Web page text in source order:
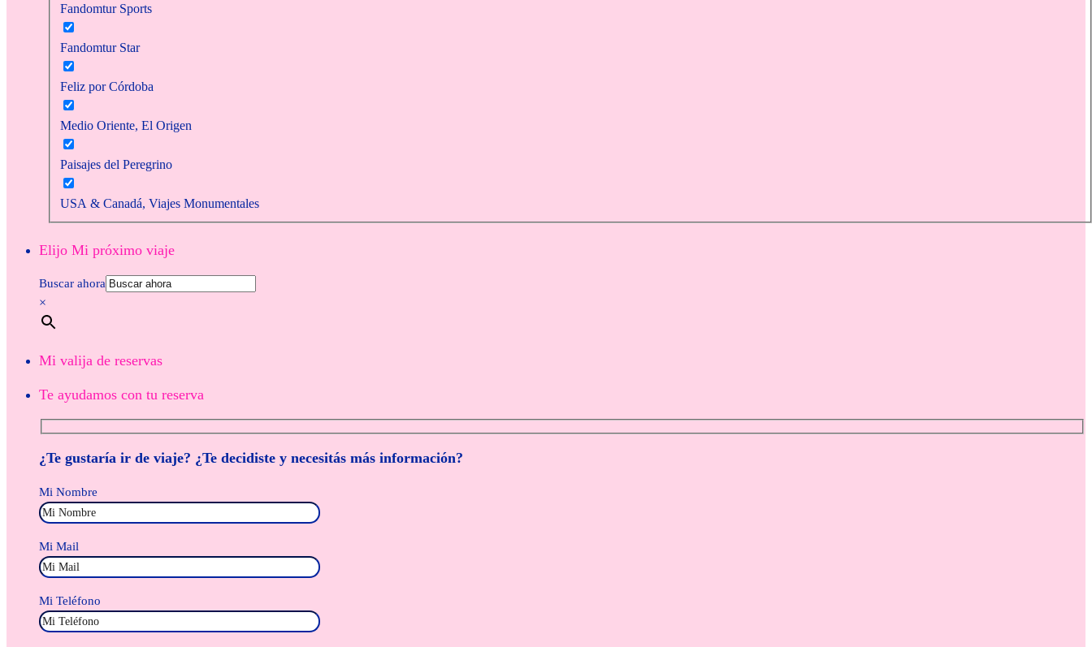
Fandomtur Sports
Fandomtur Star
Feliz por Córdoba
Medio Oriente, El Origen
Paisajes del Peregrino
USA & Canadá, Viajes Monumentales
Elijo Mi próximo viaje
Buscar ahora
×
Mi valija de reservas
Te ayudamos con tu reserva
¿Te gustaría ir de viaje? ¿Te decidiste y necesitás más información?
Mi Nombre
Mi Mail
Mi Teléfono